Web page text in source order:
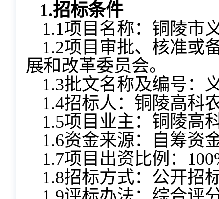
1.招标条件
1.1项目名称：铜陵市
1.2项目审批、核准或
展和改革委员会。
1.3批文名称及编号：
1.4招标人：铜陵高科
1.5项目业主：铜陵高
1.6资金来源：自筹资
1.7项目出资比例：
1.8招标方式：公开招